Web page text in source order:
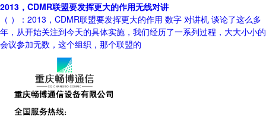
2013，CDMR联盟要发挥更大的作用无线对讲
（ ）：2013，CDMR联盟要发挥更大的作用 数字 对讲机 谈论了这么多
年，从开始关注到今天的具体实施，我们经历了一系列过程，大大小小的
会议参加无数，这个组织，那个联盟的